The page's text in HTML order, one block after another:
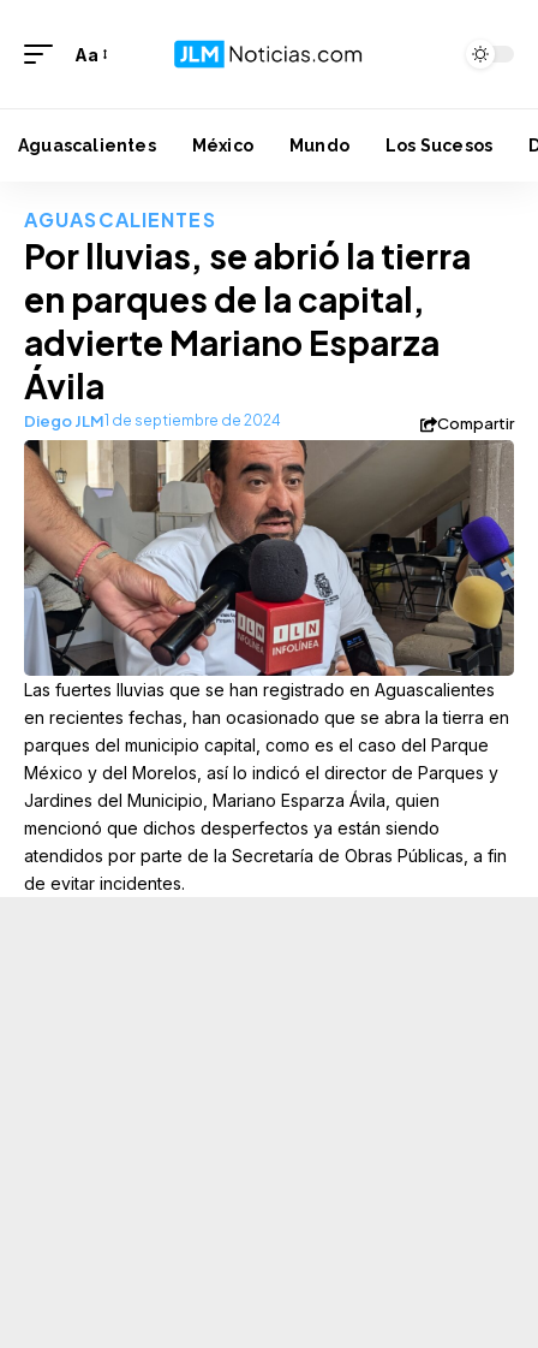
Aa
Aguascalientes México Mundo Los Sucesos
AGUASCALIENTES
Por lluvias, se abrió la tierra
en parques de la capital,
advierte Mariano Esparza
Ávila
Diego JLM1 de septiembre de 2024 Compartir
Las fuertes lluvias que se han registrado en Aguascalientes
en recientes fechas, han ocasionado que se abra la tierra en
parques del municipio capital, como es el caso del Parque
México y del Morelos, así lo indicó el director de Parques y
Jardines del Municipio, Mariano Esparza Ávila, quien
mencionó que dichos desperfectos ya están siendo
atendidos por parte de la Secretaría de Obras Públicas, a fin
de evitar incidentes.